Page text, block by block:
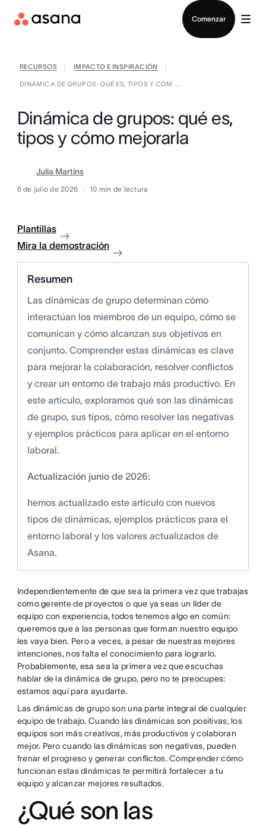
Comenzar
RECURSOS IMPACTO E INSPIRACIÓN
DINÁMICA DE GRUPOS: QUÉ ES, TIPOS Y CÓM ...
Dinámica de grupos: qué es,
tipos y cómo mejorarla
Julia Martins
6 de julio de 2026 10 min de lectura
Plantillas
Mira la demostración
Resumen
Las dinámicas de grupo determinan cómo
interactúan los miembros de un equipo, cómo se
comunican y cómo alcanzan sus objetivos en
conjunto. Comprender estas dinámicas es clave
para mejorar la colaboración, resolver conflictos
y crear un entorno de trabajo más productivo. En
este artículo, exploramos qué son las dinámicas
de grupo, sus tipos, cómo resolver las negativas
y ejemplos prácticos para aplicar en el entorno
laboral.
Actualización junio de 2026:
hemos actualizado este artículo con nuevos
tipos de dinámicas, ejemplos prácticos para el
entorno laboral y los valores actualizados de
Asana.
Independientemente de que sea la primera vez que trabajas
como gerente de proyectos o que ya seas un líder de
equipo con experiencia, todos tenemos algo en común:
queremos que a las personas que forman nuestro equipo
les vaya bien. Pero a veces, a pesar de nuestras mejores
intenciones, nos falta el conocimiento para lograrlo.
Probablemente, esa sea la primera vez que escuchas
hablar de la dinámica de grupo, pero no te preocupes:
estamos aquí para ayudarte.
Las dinámicas de grupo son una parte integral de cualquier
equipo de trabajo. Cuando las dinámicas son positivas, los
equipos son más creativos, más productivos y colaboran
mejor. Pero cuando las dinámicas son negativas, pueden
frenar el progreso y generar conflictos. Comprender cómo
funcionan estas dinámicas te permitirá fortalecer a tu
equipo y alcanzar mejores resultados.
¿Qué son las